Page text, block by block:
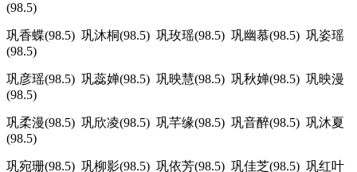
(98.5)
巩香蝶(98.5) 巩沐桐(98.5) 巩玫瑶(98.5) 巩幽慕(98.5) 巩姿瑶
(98.5)
巩彦瑶(98.5) 巩蕊婵(98.5) 巩映慧(98.5) 巩秋婵(98.5) 巩映漫
(98.5)
巩柔漫(98.5) 巩欣凌(98.5) 巩芊缘(98.5) 巩音醉(98.5) 巩沐夏
(98.5)
巩宛珊(98.5) 巩柳影(98.5) 巩依芳(98.5) 巩佳芝(98.5) 巩红叶